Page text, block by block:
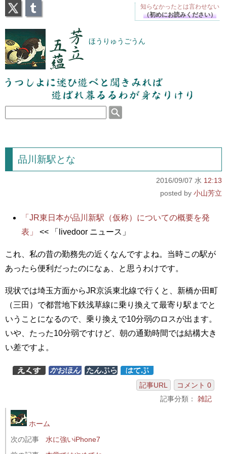
芳立五蘊 ほうりゅうごうん
うつしよに迷ひ遊べと聞きみれば遊ばれ暮るるわが
身なりけり
品川新駅とな
2016/09/07 水 12:13
小山芳立
「JR東日本が品川新駅（仮称）についての概要を発
表」
<< 「livedoor ニュース」
これ、私の昔の勤務先の近くなんですよね。当時この駅が
あったら便利だったのになぁ、と思うわけです。
現状では埼玉方面からJR京浜東北線で行くと、新橋か田町
（三田）で都営地下鉄浅草線に乗り換えて最寄り駅までと
いうことになるので、乗り換えで10分弱のロスが出ます。
いや、たった10分弱ですけど、朝の通勤時間では結構大き
い差ですよ。
記事URL
コメント 0
記事分類： 雑記
ホーム
次の記事
水に強いiPhone7
知らなかったとは言わせない
（初めにお読みください）
X Tumblr